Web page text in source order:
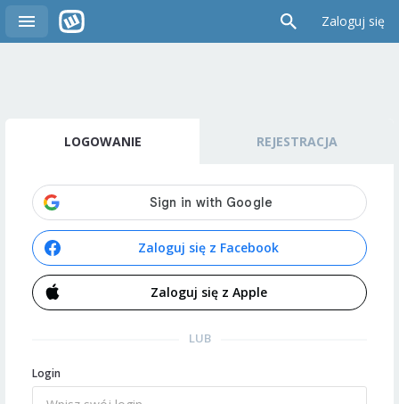
Zaloguj się
LOGOWANIE REJESTRACJA
Zaloguj się z Facebook
Zaloguj się z Apple
LUB
Login